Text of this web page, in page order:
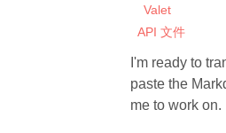
Valet
API 文件
I'm ready to
paste the
me to work on.